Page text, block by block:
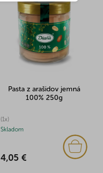
Pasta z arašidov jemná
100% 250g
(1x)
Skladom
4,05 €